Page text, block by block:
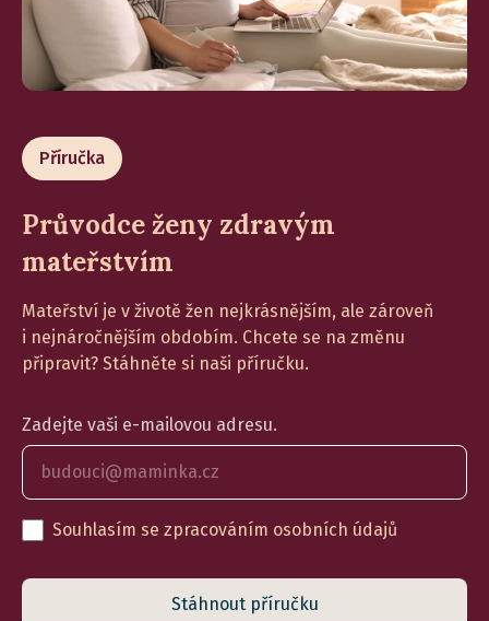
Příručka
Průvodce ženy zdravým
mateřstvím
Mateřství je v životě žen nejkrásnějším, ale zároveň
i nejnáročnějším obdobím. Chcete se na změnu
připravit? Stáhněte si naši příručku.
Zadejte vaši e-mailovou adresu.
Souhlasím se zpracováním osobních údajů
Stáhnout příručku